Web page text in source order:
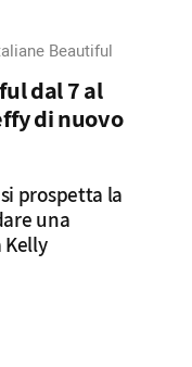
Beautiful
dal 7 al
di nuovo
prospetta la
una